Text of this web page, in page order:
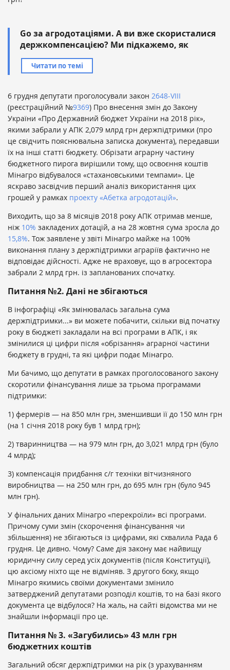
Go за агродотаціями. А ви вже скористалися
держкомпенсацією? Ми підкажемо, як
Читати по темі
6 грудня депутати проголосували закон 2648-VIII
(реєстраційний №9369) Про внесення змін до Закону
України «Про Державний бюджет України на 2018 рік»,
якими забрали у АПК 2,079 млрд грн держпідтримки (про
це свідчить пояснювальна записка документа), передавши
їх на інші статті бюджету. Обрізати аграрну частину
бюджетного пирога вирішили тому, що освоєння коштів
Мінагро відбувалося «стахановськими темпами». Це
яскраво засвідчив перший аналіз використання цих
грошей у рамках проекту «Абетка агродотацій».
Виходить, що за 8 місяців 2018 року АПК отримав менше,
ніж 10% закладених дотацій, а на 28 жовтня сума зросла до
15,8%. Тож заявлене у звіті Мінагро майже на 100%
виконання плану з держпідтримки аграріїв фактично не
відповідає дійсності. Адже не враховує, що в агросектора
забрали 2 млрд грн. із запланованих спочатку.
Питання №2. Дані не збігаються
В інфографіці «Як змінювалась загальна сума
держпідтримки...» ви можете побачити, скільки від початку
року в бюджеті закладали на всі програми в АПК, і як
змінилися ці цифри після «обрізання» аграрної частини
бюджету в грудні, та які цифри подає Мінагро.
Ми бачимо, що депутати в рамках проголосованого закону
скоротили фінансування лише за трьома програмами
підтримки:
1) фермерів — на 850 млн грн, зменшивши її до 150 млн грн
(на 1 січня 2018 року був 1 млрд грн);
2) тваринництва — на 979 млн грн, до 3,021 млрд грн (було
4 млрд);
3) компенсація придбання с/г техніки вітчизняного
виробництва — на 250 млн грн, до 695 млн грн (було 945
млн грн).
У фінальних даних Мінагро «перекроїли» всі програми.
Причому суми змін (скорочення фінансування чи
збільшення) не збігаються із цифрами, які схвалила Рада 6
грудня. Це дивно. Чому? Саме дія закону має найвищу
юридичну силу серед усіх документів (після Конституції),
цю аксіому ніхто ще не відміняв. З другого боку, якщо
Мінагро якимись своїми документами змінило
затверджений депутатами розподіл коштів, то на базі якого
документа це відбулося? На жаль, на сайті відомства ми не
знайшли інформації про це.
Питання № 3. «Загубились» 43 млн грн
бюджетних коштів
Загальний обсяг держпідтримки на рік (з урахуванням